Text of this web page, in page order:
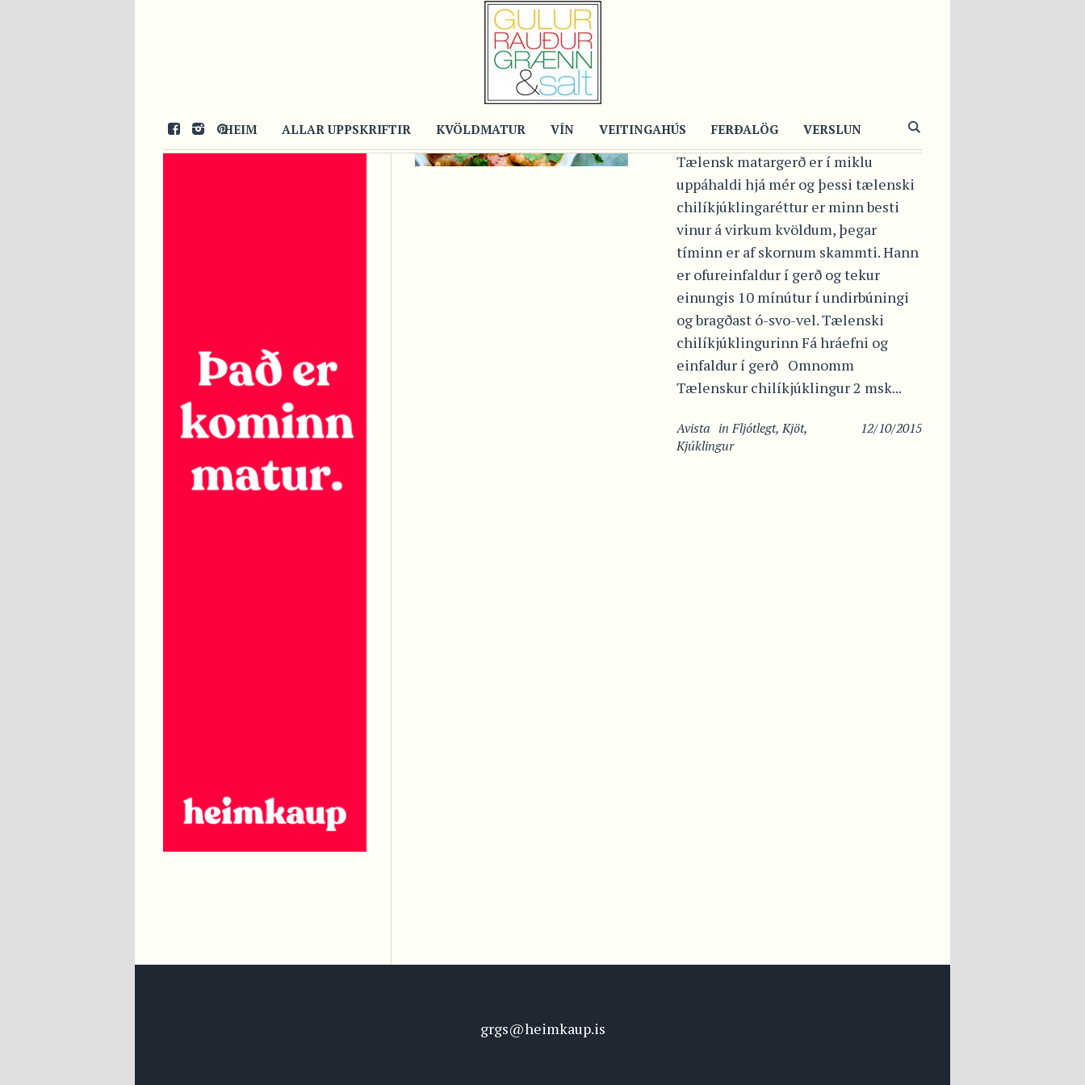
HEIM ALLAR UPPSKRIFTIR KVÖLDMATUR VÍN VEITINGAHÚS FERÐALÖG VERSLUN
Á 10 MÍNÚTUM
Tælensk matargerð er í miklu
uppáhaldi hjá mér og þessi tælenski
chilíkjúklingaréttur er minn besti
vinur á virkum kvöldum, þegar
tíminn er af skornum skammti. Hann
er ofureinfaldur í gerð og tekur
einungis 10 mínútur í undirbúningi
og bragðast ó-svo-vel. Tælenski
chilíkjúklingurinn Fá hráefni og
einfaldur í gerð Omnomm
Tælenskur chilíkjúklingur 2 msk...
12/10/2015
Avista inFljótlegt,Kjöt,
Kjúklingur
grgs@heimkaup.is